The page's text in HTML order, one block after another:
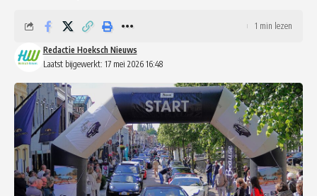
Laatst bijgewerkt: 17 mei 2026 16:48
Redactie Hoeksch Nieuws
1 min lezen